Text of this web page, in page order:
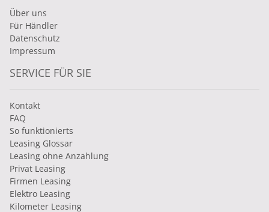
Über uns
Für Händler
Datenschutz
Impressum
SERVICE FÜR SIE
Kontakt
FAQ
So funktionierts
Leasing Glossar
Leasing ohne Anzahlung
Privat Leasing
Firmen Leasing
Elektro Leasing
Kilometer Leasing